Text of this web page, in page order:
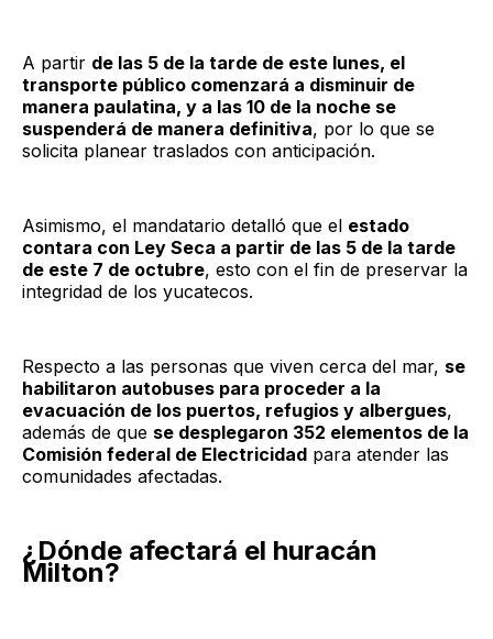
A partir de las 5 de la tarde de este lunes, el
transporte público comenzará a disminuir de
manera paulatina, y a las 10 de la noche se
suspenderá de manera definitiva, por lo que se
solicita planear traslados con anticipación.
Asimismo, el mandatario detalló que el estado
contara con Ley Seca a partir de las 5 de la tarde
de este 7 de octubre, esto con el fin de preservar la
integridad de los yucatecos.
Respecto a las personas que viven cerca del mar, se
habilitaron autobuses para proceder a la
evacuación de los puertos, refugios y albergues,
además de que se desplegaron 352 elementos de la
Comisión federal de Electricidad para atender las
comunidades afectadas.
¿Dónde afectará el huracán
Milton?